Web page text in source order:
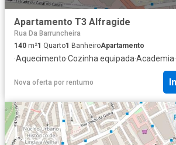
Apartamento T3 Alfragide
Rua Da Barruncheira
140 m²1 Quarto1 BanheiroApartamento
·Aquecimento·Cozinha equipada·Academia·
Nova oferta por rentumo